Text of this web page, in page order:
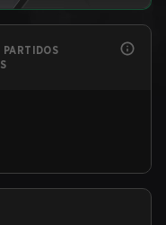
PARTIDOS